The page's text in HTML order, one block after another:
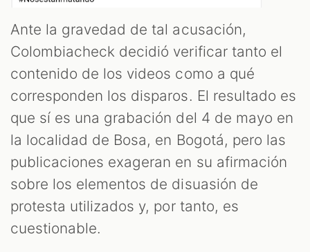
Ante la gravedad de tal acusación,
Colombiacheck decidió verificar tanto el
contenido de los videos como a qué
corresponden los disparos. El resultado es
que sí es una grabación del 4 de mayo en
la localidad de Bosa, en Bogotá, pero las
publicaciones exageran en su afirmación
sobre los elementos de disuasión de
protesta utilizados y, por tanto, es
cuestionable.